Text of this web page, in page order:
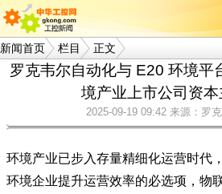
新闻首页 栏目 正文
罗克韦尔自动化与 E20 环境平
境产业上市公司资
2025-09-19 09:42 来源：罗
环境产业已步入存量精细化运营时代
环境企业提升运营效率的必选项，物